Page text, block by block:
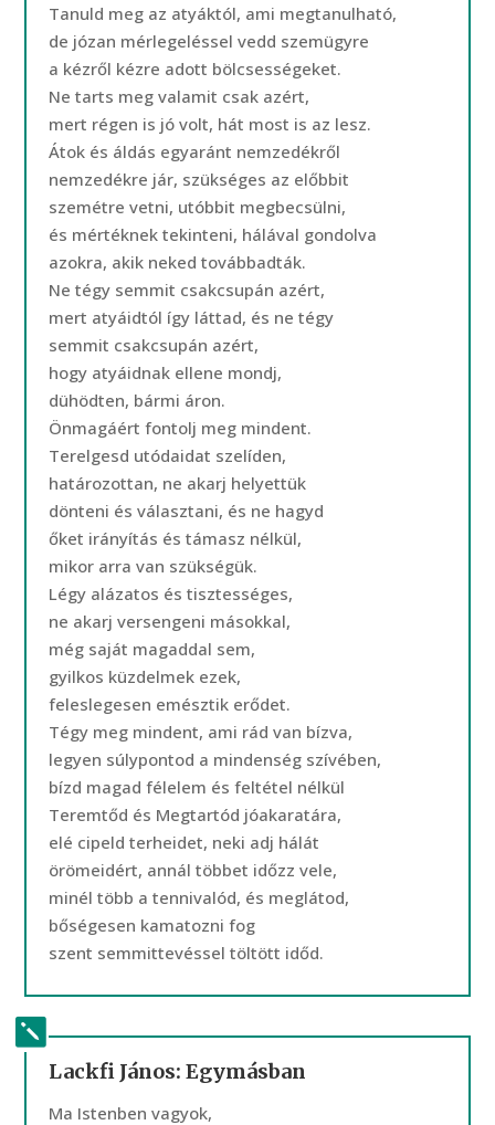
Tanuld meg az atyáktól, ami megtanulható,
de józan mérlegeléssel vedd szemügyre
a kézről kézre adott bölcsességeket.
Ne tarts meg valamit csak azért,
mert régen is jó volt, hát most is az lesz.
Átok és áldás egyaránt nemzedékről
nemzedékre jár, szükséges az előbbit
szemétre vetni, utóbbit megbecsülni,
és mértéknek tekinteni, hálával gondolva
azokra, akik neked továbbadták.
Ne tégy semmit csakcsupán azért,
mert atyáidtól így láttad, és ne tégy
semmit csakcsupán azért,
hogy atyáidnak ellene mondj,
dühödten, bármi áron.
Önmagáért fontolj meg mindent.
Terelgesd utódaidat szelíden,
határozottan, ne akarj helyettük
dönteni és választani, és ne hagyd
őket irányítás és támasz nélkül,
mikor arra van szükségük.
Légy alázatos és tisztességes,
ne akarj versengeni másokkal,
még saját magaddal sem,
gyilkos küzdelmek ezek,
feleslegesen emésztik erődet.
Tégy meg mindent, ami rád van bízva,
legyen súlypontod a mindenség szívében,
bízd magad félelem és feltétel nélkül
Teremtőd és Megtartód jóakaratára,
elé cipeld terheidet, neki adj hálát
örömeidért, annál többet időzz vele,
minél több a tennivalód, és meglátod,
bőségesen kamatozni fog
szent semmittevéssel töltött időd.
Lackfi János: Egymásban
Ma Istenben vagyok,